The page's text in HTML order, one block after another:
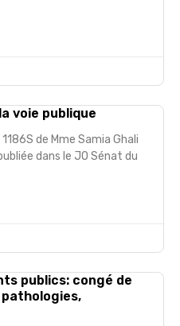
voie publique
de Mme Samia Ghali
dans le JO Sénat du
publics: congé de